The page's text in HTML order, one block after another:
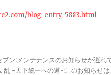
blog-entry-5883.html
ブン:メンテナンスのお知らせが遅
乱 -天下統一への道-:このお知らせ